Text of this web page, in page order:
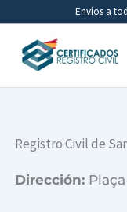
contenido
Envíos a
Registro Civil de
Dirección: